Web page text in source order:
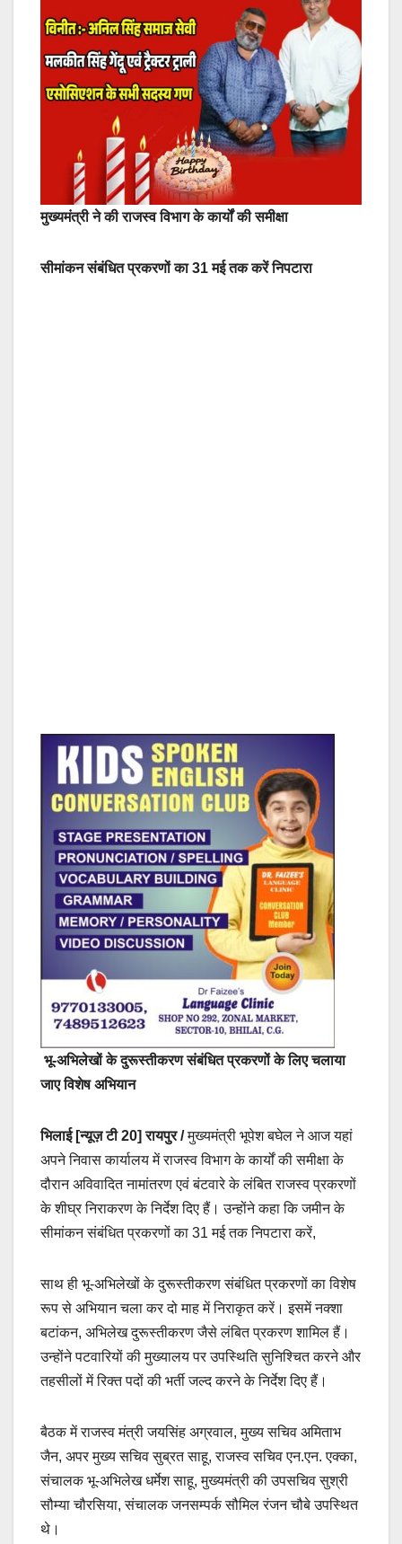
मुख्यमंत्री ने की राजस्व विभाग के कार्यों की समीक्षा
सीमांकन संबंधित प्रकरणों का 31 मई तक करें निपटारा
भू-अभिलेखों के दुरूस्तीकरण संबंधित प्रकरणों के लिए चलाया
जाए विशेष अभियान
भिलाई [न्यूज़ टी 20] रायपुर /मुख्यमंत्री भूपेश बघेल ने आज यहां
अपने निवास कार्यालय में राजस्व विभाग के कार्यों की समीक्षा के
दौरान अविवादित नामांतरण एवं बंटवारे के लंबित राजस्व प्रकरणों
के शीघ्र निराकरण के निर्देश दिए हैं। उन्होंने कहा कि जमीन के
सीमांकन संबंधित प्रकरणों का 31 मई तक निपटारा करें,
साथ ही भू-अभिलेखों के दुरूस्तीकरण संबंधित प्रकरणों का विशेष
रूप से अभियान चला कर दो माह में निराकृत करें। इसमें नक्शा
बटांकन, अभिलेख दुरूस्तीकरण जैसे लंबित प्रकरण शामिल हैं।
उन्होंने पटवारियों की मुख्यालय पर उपस्थिति सुनिश्चित करने और
तहसीलों में रिक्त पदों की भर्ती जल्द करने के निर्देश दिए हैं।
बैठक में राजस्व मंत्री जयसिंह अग्रवाल, मुख्य सचिव अमिताभ
जैन, अपर मुख्य सचिव सुब्रत साहू, राजस्व सचिव एन.एन. एक्का,
संचालक भू-अभिलेख धर्मेश साहू, मुख्यमंत्री की उपसचिव सुश्री
सौम्या चौरसिया, संचालक जनसम्पर्क सौमिल रंजन चौबे उपस्थित
थे।